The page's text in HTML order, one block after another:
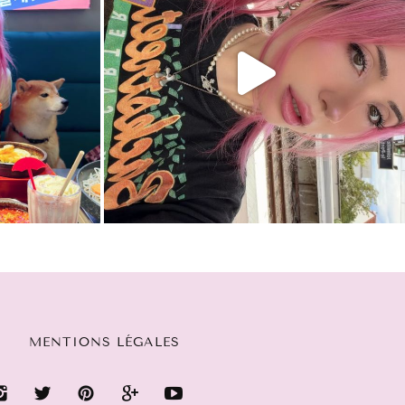
MENTIONS LÉGALES